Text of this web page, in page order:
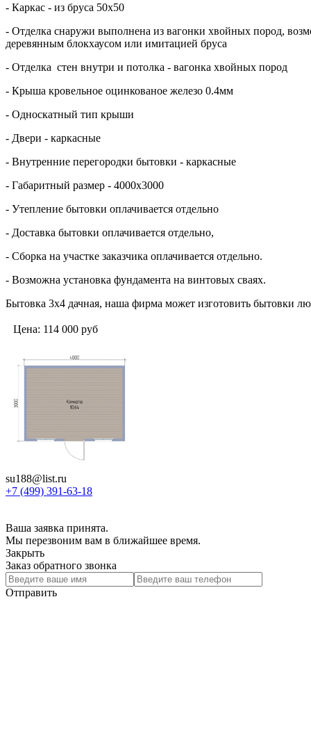
- Каркас - из бруса 50х50
- Отделка снаружи выполнена из вагонки хвойных пород,
деревянным блокхаусом или имитацией бруса
- Отделка стен внутри и потолка - вагонка хвойных пород
- Крыша кровельное оцинкованое железо 0.4мм
- Односкатный тип крыши
- Двери - каркасные
- Внутренние перегородки бытовки - каркасные
- Габаритный размер - 4000х3000
- Утепление бытовки оплачивается отдельно
- Доставка бытовки оплачивается отдельно,
- Сборка на участке заказчика оплачивается отдельно.
- Возможна установка фундамента на винтовых сваях.
Бытовка 3х4 дачная, наша фирма может изготовить бытовки
Цена: 114 000 руб
su188@list.ru
+7 (499) 391-63-18
Ваша заявка принята.
Мы перезвоним вам в ближайшее время.
Закрыть
Заказ обратного звонка
Отправить